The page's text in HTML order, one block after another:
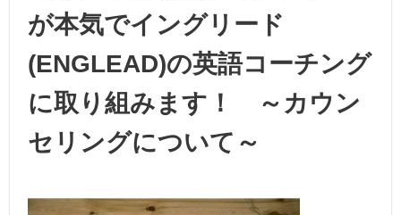
が本気でイングリード
(ENGLEAD)の英語コーチング
に取り組みます！ ～カウン
セリングについて～